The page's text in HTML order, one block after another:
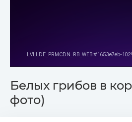
Белых грибов в
фото)